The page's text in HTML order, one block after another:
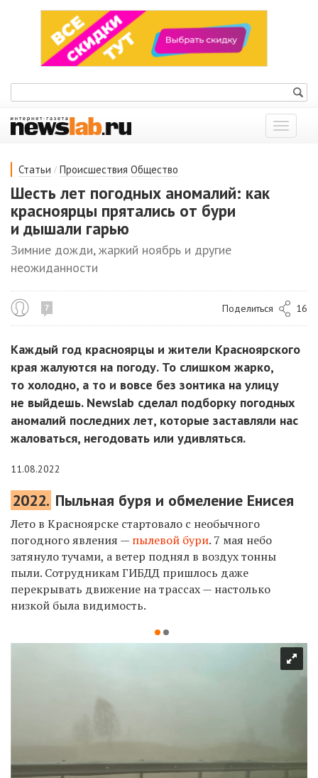
Показать
меню
Статьи / Происшествия Общество
Шесть лет погодных аномалий: как
красноярцы прятались от бури
и дышали гарью
Зимние дожди, жаркий ноябрь и другие
неожиданности
7 Поделиться 16
Каждый год красноярцы и жители Красноярского
края жалуются на погоду. То слишком жарко,
то холодно, а то и вовсе без зонтика на улицу
не выйдешь. Newslab сделал подборку погодных
аномалий последних лет, которые заставляли нас
жаловаться, негодовать или удивляться.
11.08.2022
2022. Пыльная буря и обмеление Енисея
Лето в Красноярске стартовало с необычного
погодного явления — пылевой бури. 7 мая небо
затянуло тучами, а ветер поднял в воздух тонны
пыли. Сотрудникам ГИБДД пришлось даже
перекрывать движение на трассах — настолько
низкой была видимость.